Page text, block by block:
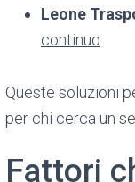
Leone
continuo
Queste soluzioni
per chi cerca un
Fattori